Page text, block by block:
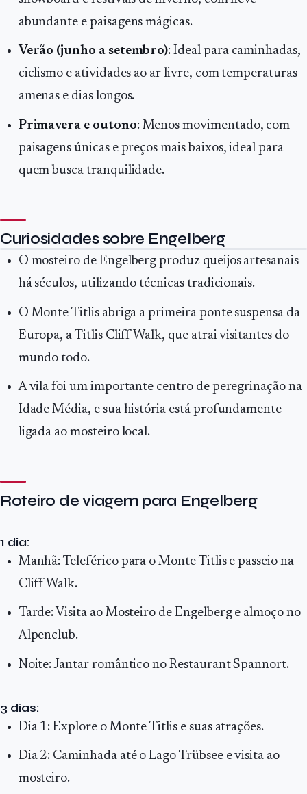
abundante e paisagens mágicas.
Verão (junho a setembro): Ideal para caminhadas,
ciclismo e atividades ao ar livre, com temperaturas
amenas e dias longos.
Primavera e outono: Menos movimentado, com
paisagens únicas e preços mais baixos, ideal para
quem busca tranquilidade.
Curiosidades sobre Engelberg
O mosteiro de Engelberg produz queijos artesanais
há séculos, utilizando técnicas tradicionais.
O Monte Titlis abriga a primeira ponte suspensa da
Europa, a Titlis Cliff Walk, que atrai visitantes do
mundo todo.
A vila foi um importante centro de peregrinação na
Idade Média, e sua história está profundamente
ligada ao mosteiro local.
Roteiro de viagem para Engelberg
1 dia:
Manhã: Teleférico para o Monte Titlis e passeio na
Cliff Walk.
Tarde: Visita ao Mosteiro de Engelberg e almoço no
Alpenclub.
Noite: Jantar romântico no Restaurant Spannort.
3 dias:
Dia 1: Explore o Monte Titlis e suas atrações.
Dia 2: Caminhada até o Lago Trübsee e visita ao
mosteiro.